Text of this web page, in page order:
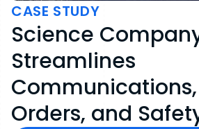
CASE STUDY
Science
Streamlines
Orders, and